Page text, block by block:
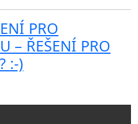
PRO
– ŘEŠENÍ PRO
:-)